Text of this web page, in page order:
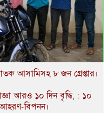
আসামিসহ ৮ জন গ্রেপ্তার।
আরও ১০ দিন বৃদ্ধি, : ১০
বিপনন।